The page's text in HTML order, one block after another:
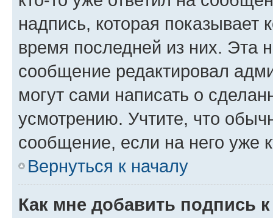
надпись, которая показывает
время последней из них. Эта
сообщение редактировал
могут сами написать о
усмотрению. Учтите, что
сообщение, если на него уже
Вернуться к началу
Как мне добавить подпись